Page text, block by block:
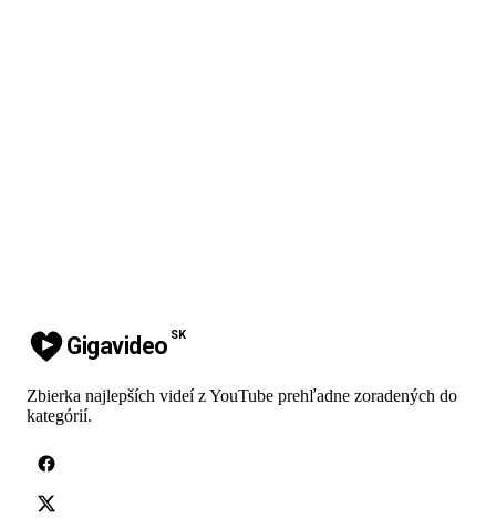
Gigavideo SK
Zbierka najlepších videí z YouTube prehľadne zoradených do
kategórií.